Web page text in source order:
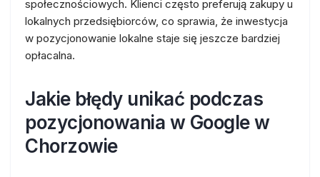
społecznościowych. Klienci często preferują zakupy u
lokalnych przedsiębiorców, co sprawia, że inwestycja
w pozycjonowanie lokalne staje się jeszcze bardziej
opłacalna.
Jakie błędy unikać podczas
pozycjonowania w Google w
Chorzowie